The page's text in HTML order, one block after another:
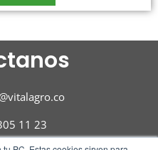
11 23